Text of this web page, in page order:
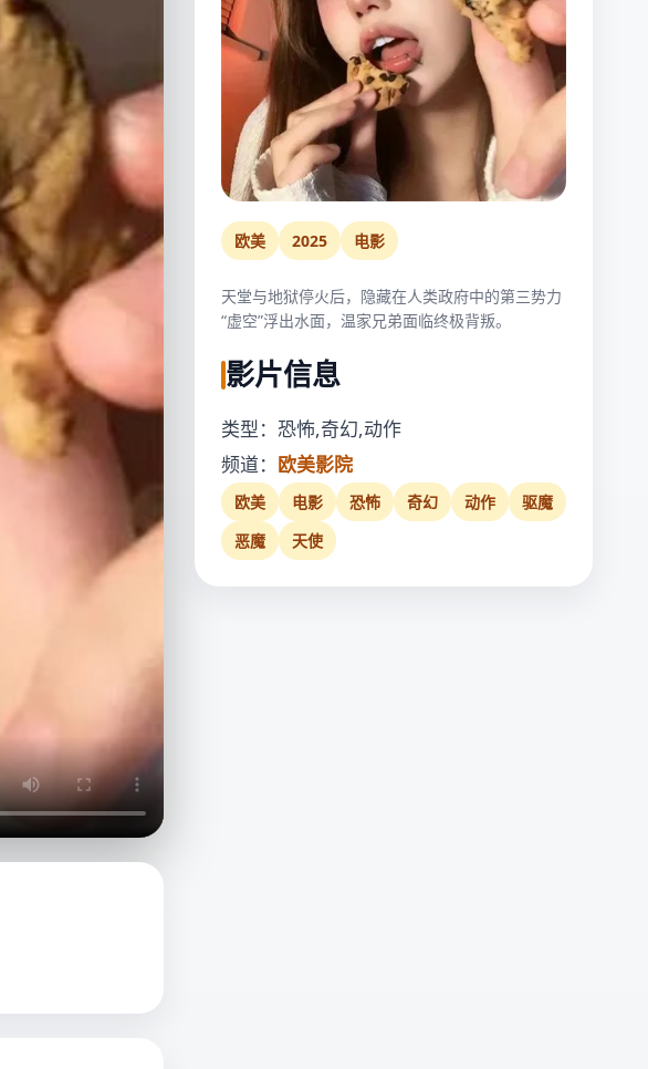
欧美 2025 电影
天堂与地狱停火后，隐藏在人类政府中的第三势力
“虚空”浮出水面，温家兄弟面临终极背叛。
影片信息
类型：恐怖,奇幻,动作
频道： 欧美影院
欧美 电影 恐怖 奇幻 动作
驱魔
恶魔
天使